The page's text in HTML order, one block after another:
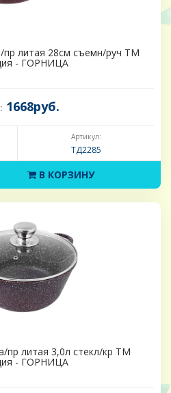
литая 28см съемн/руч ТМ
- ГОРНИЦА
1668руб.
Артикул:
ТД2285
В КОРЗИНУ
пр литая 3,0л стекл/кр ТМ
- ГОРНИЦА